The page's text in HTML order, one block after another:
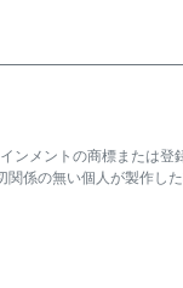
メントの商標または登
係の無い個人が製作した